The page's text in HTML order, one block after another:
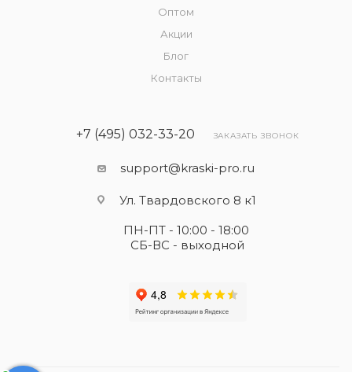
Оптом
Акции
Блог
Контакты
+7 (495) 032-33-20 ЗАКАЗАТЬ ЗВОНОК
support@kraski-pro.ru
Ул. Твардовского 8 к1
ПН-ПТ - 10:00 - 18:00
СБ-ВС - выходной